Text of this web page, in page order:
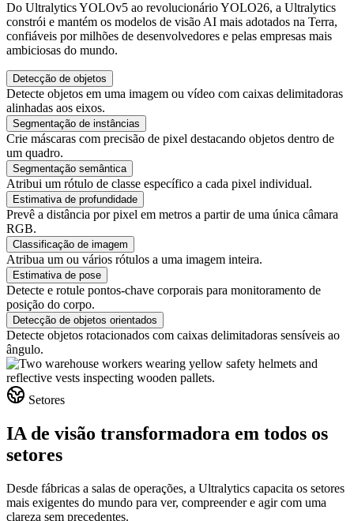
Do Ultralytics YOLOv5 ao revolucionário YOLO26, a Ultralytics
constrói e mantém os modelos de visão AI mais adotados na Terra,
confiáveis por milhões de desenvolvedores e pelas empresas mais
ambiciosas do mundo.
Detecção de objetos
Detecte objetos em uma imagem ou vídeo com caixas delimitadoras
alinhadas aos eixos.
Segmentação de instâncias
Crie máscaras com precisão de pixel destacando objetos dentro de
um quadro.
Segmentação semântica
Atribui um rótulo de classe específico a cada pixel individual.
Estimativa de profundidade
Prevê a distância por pixel em metros a partir de uma única câmara
RGB.
Classificação de imagem
Atribua um ou vários rótulos a uma imagem inteira.
Estimativa de pose
Detecte e rotule pontos-chave corporais para monitoramento de
posição do corpo.
Detecção de objetos orientados
Detecte objetos rotacionados com caixas delimitadoras sensíveis ao
ângulo.
Setores
IA de visão transformadora em todos os
setores
Desde fábricas a salas de operações, a Ultralytics capacita os setores
mais exigentes do mundo para ver, compreender e agir com uma
clareza sem precedentes.